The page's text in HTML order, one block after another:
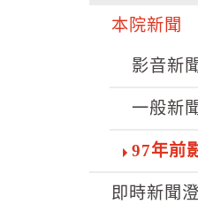
本院新聞
影音新
一般新
97年前
即時新聞